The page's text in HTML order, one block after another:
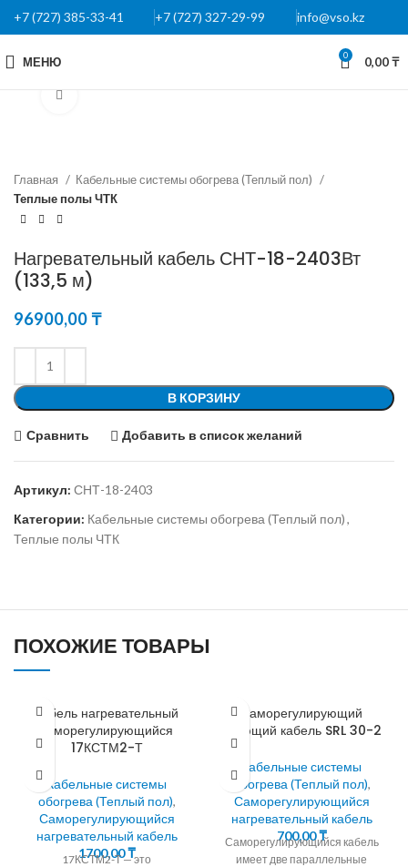
+7 (727) 385-33-41 +7 (727) 327-29-99 info@vso.kz
МЕНЮ 0 0,00₸
Главная
Кабельные системы обогрева (Теплый пол)
Теплые полы ЧТК
Нагревательный кабель СНТ-18-2403Вт
(133,5 м)
96900,00₸
В КОРЗИНУ
Сравнить Добавить в список желаний
Артикул: СНТ-18-2403
Категории: Кабельные системы обогрева (Теплый пол),
Теплые полы ЧТК
ПОХОЖИЕ ТОВАРЫ
Кабель нагревательный
саморегулирующийся
17КСТМ2-Т
Кабельные системы
обогрева (Теплый пол),
Саморегулирующийся
нагревательный кабель
1700,00₸
17КСТМ2-Т — это
Саморегулирующий
греющий кабель SRL 30-2
Кабельные системы
обогрева (Теплый пол),
Саморегулирующийся
нагревательный кабель
700,00₸
Саморегулирующийся кабель
имеет две параллельные